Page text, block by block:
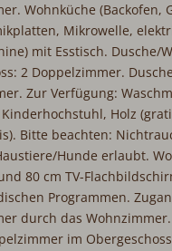
Geschirrspüler, 4
Mikrowelle,
mit Esstisch. Dusche/
Dusche/WC.
Bügeleisen,
Internet (WLAN, gratis).
Maximal 2 Haustiere/
mit Kaminofen und 80 cm
ausländischen
durch das Wohnzimmer.
im Obergeschoss verfügt
unterteiltes,